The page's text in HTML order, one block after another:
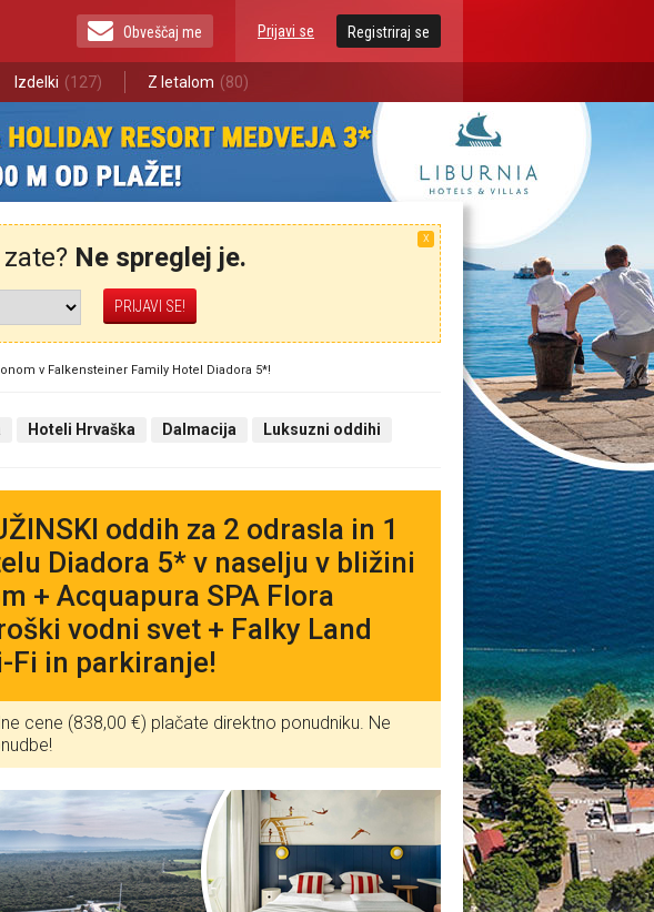
Prijavi se Registriraj se
Obveščaj me
Izdelki (127) Z letalom (80)
X
Ne spreglej je.
v Falkensteiner Family Hotel Diadora 5*!
Hoteli Hrvaška Dalmacija Luksuzni oddihi
oddih za 2 odrasla in 1
Diadora 5* v naselju v bližini
+ Acquapura SPA Flora
vodni svet + Falky Land
Fi in parkiranje!
cene (838,00 €) plačate direktno ponudniku. Ne